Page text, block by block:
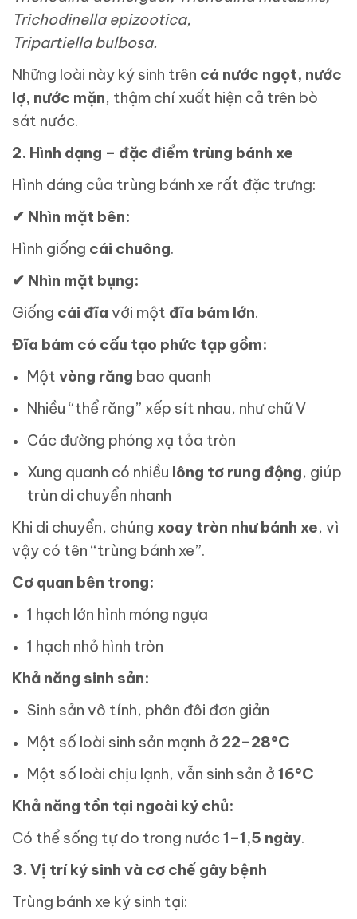
Trichodinella epizootica,
Tripartiella bulbosa.
Những loài này ký sinh trên cá nước ngọt, nước
lợ, nước mặn, thậm chí xuất hiện cả trên bò
sát nước.
2. Hình dạng – đặc điểm trùng bánh xe
Hình dáng của trùng bánh xe rất đặc trưng:
✔ Nhìn mặt bên:
Hình giống cái chuông.
✔ Nhìn mặt bụng:
Giống cái đĩa với một đĩa bám lớn.
Đĩa bám có cấu tạo phức tạp gồm:
Mộtvòng răng bao quanh
Nhiều “thể răng” xếp sít nhau, như chữ V
Các đường phóng xạ tỏa tròn
Xung quanh có nhiều lông tơ rung động, giúp
trùn di chuyển nhanh
Khi di chuyển, chúng xoay tròn như bánh xe, vì
vậy có tên “trùng bánh xe”.
Cơ quan bên trong:
1 hạch lớn hình móng ngựa
1 hạch nhỏ hình tròn
Khả năng sinh sản:
Sinh sản vô tính, phân đôi đơn giản
Một số loài sinh sản mạnh ở 22–28°C
Một số loài chịu lạnh, vẫn sinh sản ở16°C
Khả năng tồn tại ngoài ký chủ:
Có thể sống tự do trong nước 1–1,5 ngày.
3. Vị trí ký sinh và cơ chế gây bệnh
Trùng bánh xe ký sinh tại: